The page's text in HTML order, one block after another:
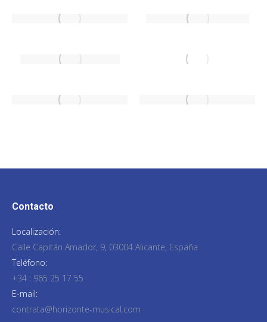
Contacto
Localización:
Calle Capitán Amador, 9, 03004 Alicante, España
Teléfono:
+34 : 965 25 17 55
E-mail:
contrata@horizonte-musical.com